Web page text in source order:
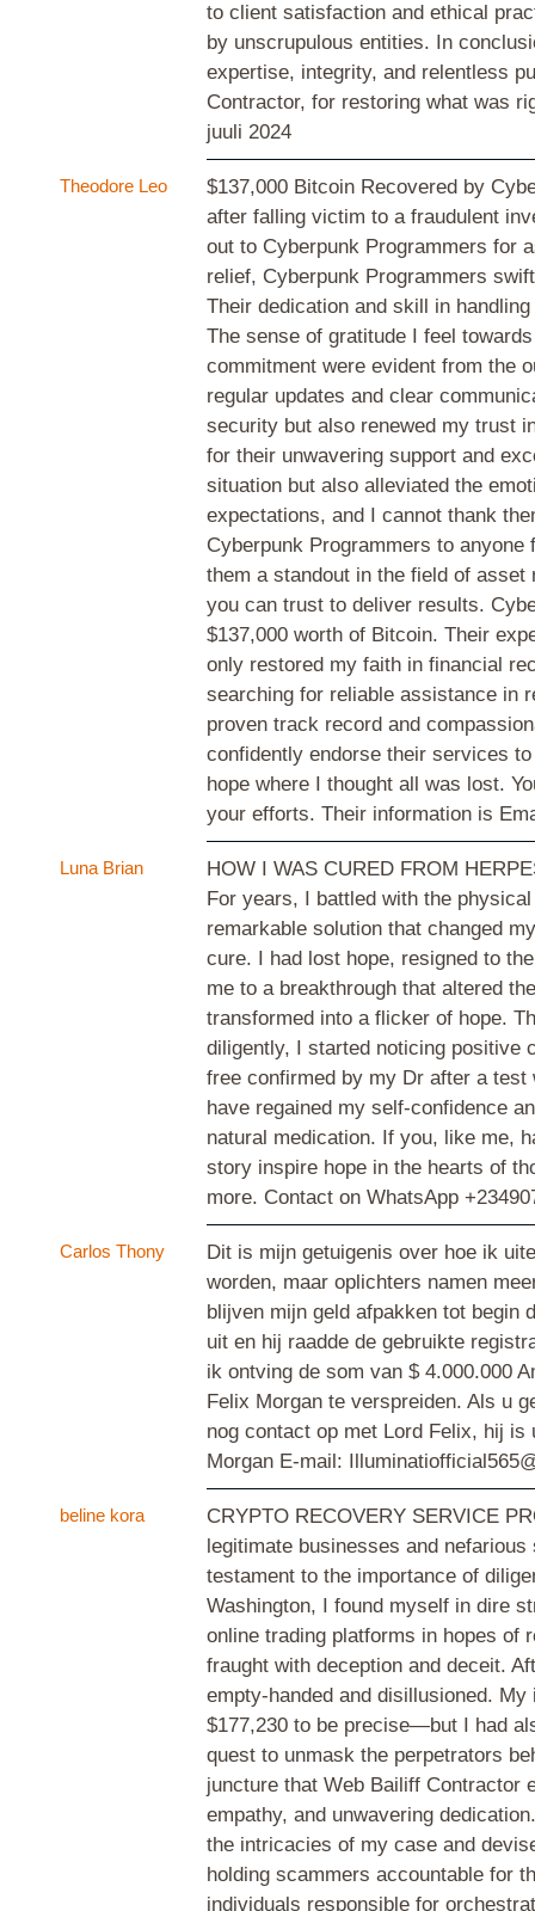
to client satisfaction and ethical
by unscrupulous entities. In
expertise, integrity, and relentless
Contractor, for restoring what was
juuli 2024
Theodore Leo
$137,000 Bitcoin Recovered by
after falling victim to a fraudulent
out to Cyberpunk Programmers for
relief, Cyberpunk Programmers
Their dedication and skill in
The sense of gratitude I feel
commitment were evident from the
regular updates and clear
security but also renewed my trust
for their unwavering support and
situation but also alleviated the
expectations, and I cannot thank
Cyberpunk Programmers to
them a standout in the field of
you can trust to deliver results.
$137,000 worth of Bitcoin. Their
only restored my faith in financial
searching for reliable assistance in
proven track record and
confidently endorse their services
hope where I thought all was lost.
your efforts. Their information is
Luna Brian
HOW I WAS CURED FROM
For years, I battled with the
remarkable solution that changed
cure. I had lost hope, resigned to
me to a breakthrough that altered
transformed into a flicker of hope.
diligently, I started noticing positive
free confirmed by my Dr after a test
have regained my self-confidence
natural medication. If you, like me,
story inspire hope in the hearts of
more. Contact on WhatsApp
Carlos Thony
Dit is mijn getuigenis over hoe ik
worden, maar oplichters namen
blijven mijn geld afpakken tot begin
uit en hij raadde de gebruikte
ik ontving de som van $ 4.000.000
Felix Morgan te verspreiden. Als u
nog contact op met Lord Felix, hij
Morgan E-mail:
beline kora
CRYPTO RECOVERY SERVICE
legitimate businesses and
testament to the importance of
Washington, I found myself in dire
online trading platforms in hopes of
fraught with deception and deceit.
empty-handed and disillusioned.
$177,230 to be precise—but I had
quest to unmask the perpetrators
juncture that Web Bailiff Contractor
empathy, and unwavering
the intricacies of my case and
holding scammers accountable for
individuals responsible for